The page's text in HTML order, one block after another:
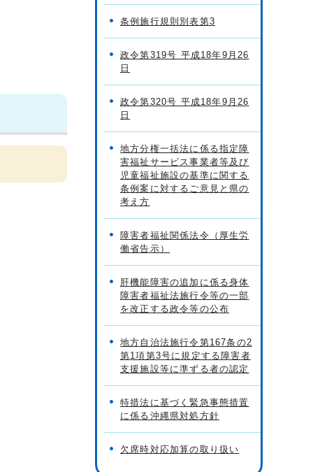
条例施行規則別表第3
政令第319号 平成18年9月26
日
政令第320号 平成18年9月26
日
地方分権一括法に係る指定障
害福祉サービス事業者等及び
児童福祉施設の基準に関する
条例案に対するご意見と県の
考え方
障害者福祉関係法令（厚生労
働省告示）
肝機能障害の追加に係る身体
障害者福祉法施行令等の一部
を改正する政令等の公布
地方自治法施行令第167条の2
第1項第3号に規定する障害者
支援施設等に準ずる者の認定
特措法に基づく緊急事態措置
に係る沖縄県対処方針
欠席時対応加算の取り扱い